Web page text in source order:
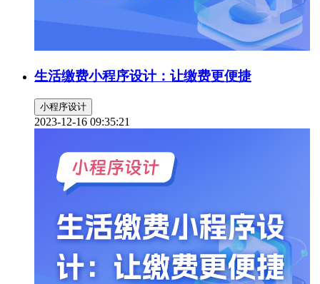
生活缴费小程序设计：让缴费更便捷
小程序设计
2023-12-16 09:35:21